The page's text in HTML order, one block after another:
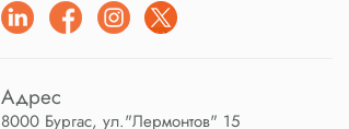
Адрес
8000 Бургас, ул."Лермонтов" 15